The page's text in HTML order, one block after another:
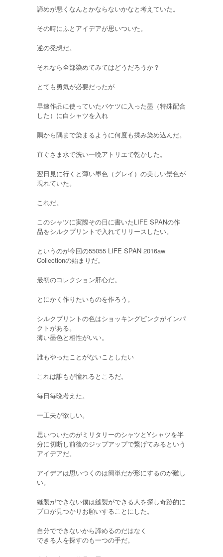
諦めが悪くなんとかならないかなと考えていた。
その時にふとアイデアが思いついた。
逆の発想だ。
それなら全部染めてみてはどうだろうか？
とても勇気が必要だったが
早速作品に使っていたバケツに入った墨（特殊配合
した）に白シャツを入れ
隅から隅まで染まるように何度も揉み染め込んだ。
直ぐさま水で洗い一晩アトリエで乾かした。
翌日見に行くと薄い墨色（グレイ）の美しい景色が
現れていた。
これだ。
このシャツに実際その日に書いたLIFE SPANの作
品をシルクプリントで入れてリリースしたい。
というのが今回の55055 LIFE SPAN 2016aw
Collectionの始まりだ。
最初のコレクション肝心だ。
とにかく作りたいものを作ろう。
シルクプリントの色はショッキングピンクがインパ
クトがある。
薄い墨色と相性がいい。
誰もやったことがないことしたい
これは誰もが憧れるところだ。
毎日毎晩考えた。
一工夫が欲しい。
思いついたのがミリタリーのシャツとYシャツを半
分に切断し前後のジップアップで繋げてみるという
アイデアだ。
アイデアは思いつくのは簡単だが形にするのが難し
い。
縫製ができない僕は縫製ができる人を探し奇跡的に
プロが見つかりお願いすることにした。
自分でできないから諦めるのだはなく
できる人を探すのも一つの手だ。